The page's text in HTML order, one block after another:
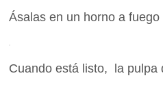
Ásalas en un horno a
Cuando está listo, la pulpa